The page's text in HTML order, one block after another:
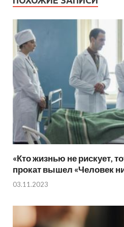
«Кто жизнью не рискует,
прокат вышел «Человек
03.11.2023